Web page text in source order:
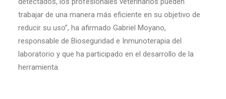
trabajar de una manera más eficiente en su objetivo de
reducir su uso”, ha afirmado Gabriel Moyano,
responsable de Bioseguridad e Inmunoterapia del
laboratorio y que ha participado en el desarrollo de la
herramienta.